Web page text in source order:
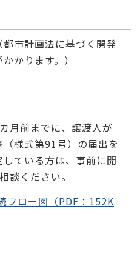
市計画法に基づく開発
かかります。）
月前までに、譲渡人が
様式第91号）の届出を
ている方は、事前に開
談ください。
フロー図（PDF：152K